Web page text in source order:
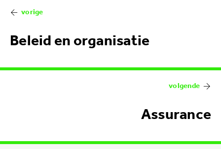
Book
traversal
forBeleid en organisatie
Assurance